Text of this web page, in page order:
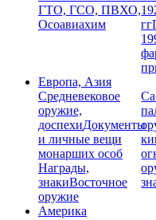
ГТО, ГСО, ПВХО,
Осоавиахим
гг
Европа, Азия
Средневековое
оружие,
доспехиДокументы
и личные вещи
монарших особ
Награды,
знакиВосточное
оружие
Америка